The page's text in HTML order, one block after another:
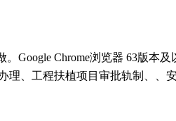
Chrome浏览器 63版本及
、工程扶植项目审批轨制、、